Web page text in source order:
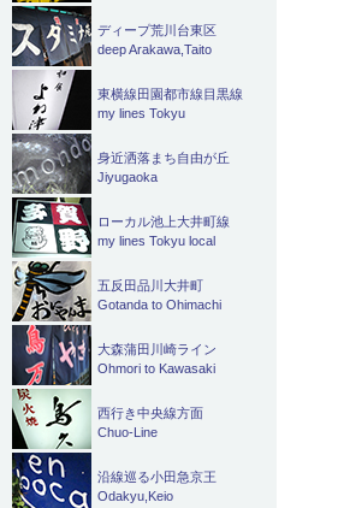
ディープ荒川台東区
deep Arakawa,Taito
東横線田園都市線目黒線
my lines Tokyu
身近洒落まち自由が丘
Jiyugaoka
ローカル池上大井町線
my lines Tokyu local
五反田品川大井町
Gotanda to Ohimachi
大森蒲田川崎ライン
Ohmori to Kawasaki
西行き中央線方面
Chuo-Line
沿線巡る小田急京王
Odakyu,Keio